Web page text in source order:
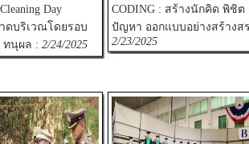
Day
ดบริเวณโดยรอบ
ทนุผล : 2/24/2025
CODING : สร้างนักคิด พิชิต
ปัญหา ออกแบบอย่างสร้างส
2/23/2025